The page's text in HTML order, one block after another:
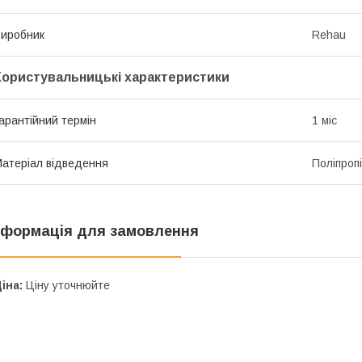
Rehau
характеристики
термін 1 міс
відведення
для замовлення
Ціну уточнюйте